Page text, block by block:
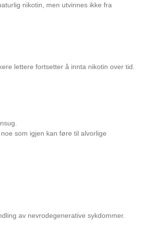
nikotin, men utvinnes ikke fra
lettere fortsetter å innta nikotin over tid.
som igjen kan føre til alvorlige
av nevrodegenerative sykdommer.